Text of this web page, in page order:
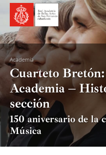
contenido
Academia
Cuarteto
Academia –
sección
150 aniversario de la
Música